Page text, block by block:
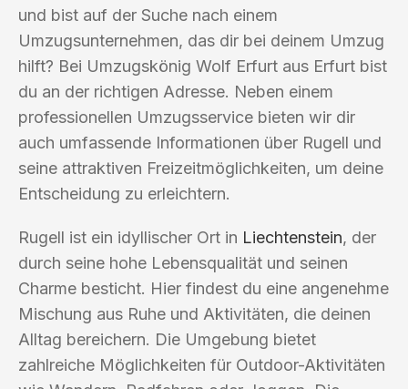
und bist auf der Suche nach einem
Umzugsunternehmen, das dir bei deinem Umzug
hilft? Bei Umzugskönig Wolf Erfurt aus Erfurt bist
du an der richtigen Adresse. Neben einem
professionellen Umzugsservice bieten wir dir
auch umfassende Informationen über Rugell und
seine attraktiven Freizeitmöglichkeiten, um deine
Entscheidung zu erleichtern.
Rugell ist ein idyllischer Ort in Liechtenstein, der
durch seine hohe Lebensqualität und seinen
Charme besticht. Hier findest du eine angenehme
Mischung aus Ruhe und Aktivitäten, die deinen
Alltag bereichern. Die Umgebung bietet
zahlreiche Möglichkeiten für Outdoor-Aktivitäten